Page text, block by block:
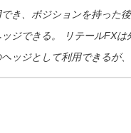
き、ポジションを持った
ジできる。 リテールFXは
ッジとして利用できるが